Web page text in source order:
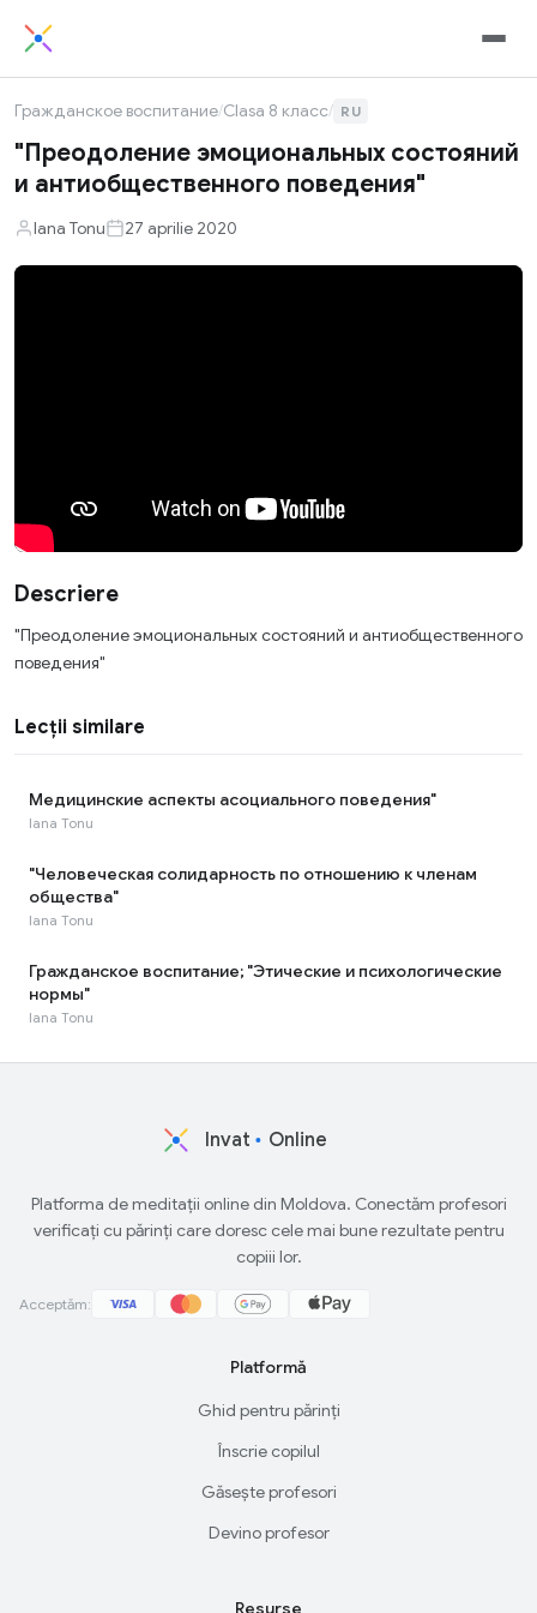
Гражданское воспитание/Clasa 8 класс/ RU
"Преодоление эмоциональных состояний
и антиобщественного поведения"
Iana Tonu 27 aprilie 2020
Descriere
"Преодоление эмоциональных состояний и антиобщественного
поведения"
Lecții similare
Медицинские аспекты асоциального поведения"
Iana Tonu
"Человеческая солидарность по отношению к членам
общества"
Iana Tonu
Гражданское воспитание; "Этические и психологические
нормы"
Iana Tonu
Invat Online
Platforma de meditații online din Moldova. Conectăm profesori
verificați cu părinți care doresc cele mai bune rezultate pentru
copiii lor.
Acceptăm:
Platformă
Ghid pentru părinți
Înscrie copilul
Găsește profesori
Devino profesor
Resurse